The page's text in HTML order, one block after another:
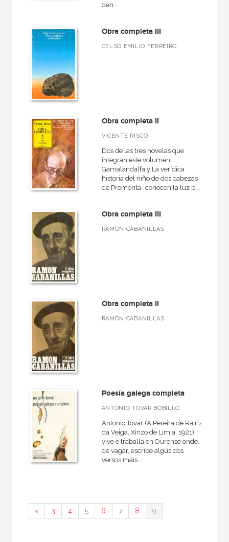
den...
Obra completa III
CELSO EMILIO FERREIRO
Obra completa II
VICENTE RISCO
Dos de las tres novelas que
integran este volumen
Gamalandalfa y La verídica
historia del niño de dos cabezas
de Promonta- conocen la luz p...
Obra completa III
RAMÓN CABANILLAS
Obra completa II
RAMÓN CABANILLAS
Poesía galega completa
ANTONIO TOVAR BOBILLO
Antonio Tovar (A Pereira de Rairiz
da Veiga, Xinzo de Limia, 1921)
vive e traballa en Ourense onde,
de vagar, escribe algús dos
versos máis ...
« 3 4 5 6 7 8 9